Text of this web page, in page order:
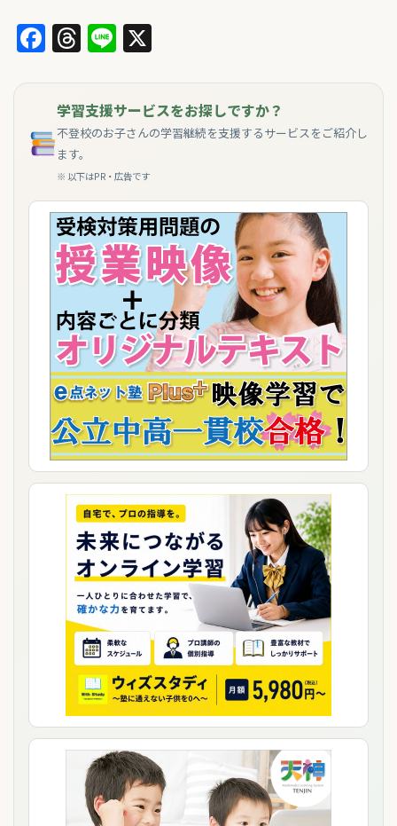
Facebook
Threads
Line
学習支援サービスをお探しですか？
不登校のお子さんの学習継続を支援するサービスをご紹介し
ます。
※ 以下はPR・広告です